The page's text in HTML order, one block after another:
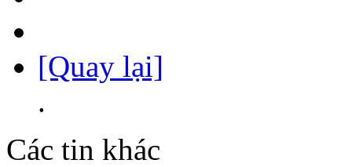
[Quay lại]
.
Các tin khác